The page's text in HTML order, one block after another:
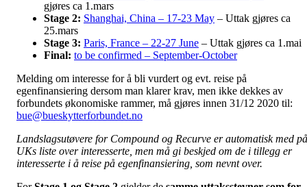
gjøres ca 1.mars
Stage 2: Shanghai, China – 17-23 May – Uttak gjøres ca
25.mars
Stage 3: Paris, France – 22-27 June – Uttak gjøres ca 1.mai
Final: to be confirmed – September-October
Melding om interesse for å bli vurdert og evt. reise på
egenfinansiering dersom man klarer krav, men ikke dekkes av
forbundets økonomiske rammer, må gjøres innen 31/12 2020 til:
bue@bueskytterforbundet.no
Landslagsutøvere for Compound og Recurve er automatisk med på
UKs liste over interesserte, men må gi beskjed om de i tillegg er
interesserte i å reise på egenfinansiering, som nevnt over.